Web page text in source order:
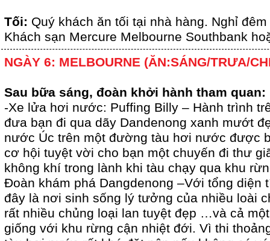
Tối: Quý khách ăn tối tại nhà hàng. Nghỉ
Khách sạn Mercure Melbourne Southbank
NGÀY 6: MELBOURNE (ĂN:SÁNG/TRƯA/
Sau bữa sáng, đoàn khởi hành tham quan:
-Xe lửa hơi nước: Puffing Billy – Hành trình
đưa bạn đi qua dãy Dandenong xanh mướt
nước Úc trên một đường tàu hơi nước được
cơ hội tuyệt vời cho bạn một chuyến đi thư
không khí trong lành khi tàu chạy qua khu
Đoàn khám phá Dangdenong –Với tổng diện
đây là nơi sinh sống lý tưởng của nhiều loài
rất nhiều chủng loại lan tuyệt đẹp …và cả
giống với khu rừng cận nhiệt đới. Vì thi